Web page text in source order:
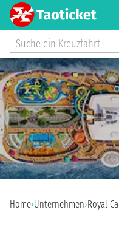
Suche ein Kreuzfahrt
Home›Unternehmen›Royal